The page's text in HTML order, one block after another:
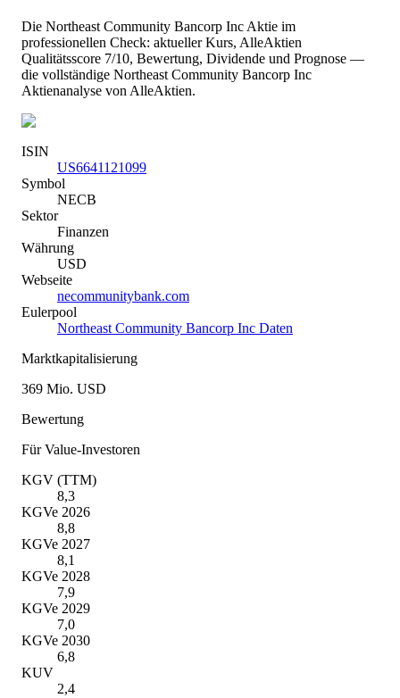
Die Northeast Community Bancorp Inc Aktie im
professionellen Check: aktueller Kurs, AlleAktien
Qualitätsscore 7/10, Bewertung, Dividende und Prognose —
die vollständige Northeast Community Bancorp Inc
Aktienanalyse von AlleAktien.
ISIN
US6641121099
Symbol
NECB
Sektor
Finanzen
Währung
USD
Webseite
necommunitybank.com
Eulerpool
Northeast Community Bancorp Inc Daten
Marktkapitalisierung
369 Mio. USD
Bewertung
Für Value-Investoren
KGV (TTM)
8,3
KGVe 2026
8,8
KGVe 2027
8,1
KGVe 2028
7,9
KGVe 2029
7,0
KGVe 2030
6,8
KUV
2,4